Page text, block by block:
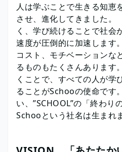
人は学ぶことで生きる知恵
させ、進化してきました。
く、学び続けることで社会
速度が圧倒的に加速します
コスト、モチベーションな
るものもたくさんあります
くことで、すべての人が学
ることがSchooの使命です
い、”SCHOOL”の「終わり
Schooという社名は生まれ